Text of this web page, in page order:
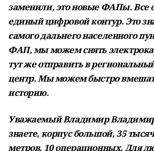
заменили, это новые ФАПы. Все
единый цифровой контур. Это
самого дальнего населенного
ФАП, мы можем снять
тут же отправить в
центр. Мы можем быстро
историю.
Уважаемый Владимир
знаете, корпус большой, 35
метров, 10 операционных. Для